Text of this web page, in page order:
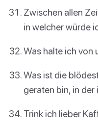
Zwischen allen
in welcher würde
Was halte ich von
Was ist die
geraten bin, in
Trink ich lieber